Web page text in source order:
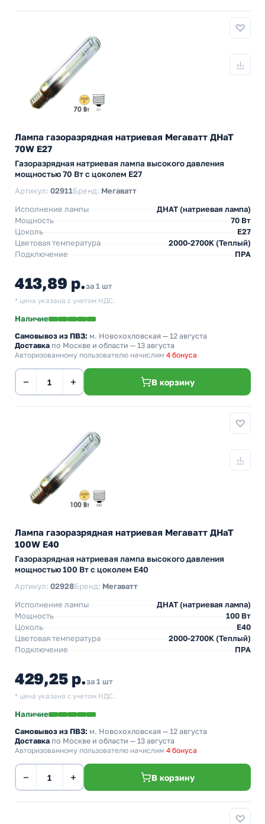
Лампа газоразрядная натриевая Мегаватт ДНаТ
70W E27
Газоразрядная натриевая лампа высокого давления
мощностью 70 Вт с цоколем E27
Артикул: 02911Бренд: Мегаватт
Исполнение лампы
ДНАТ (натриевая лампа)
Мощность
70 Вт
Цоколь
E27
Цветовая температура
2000-2700K (Теплый)
Подключение
ПРА
413,89 р.за 1 шт
* цена указана с учетом НДС.
Наличие
Самовывоз из ПВЗ: м. Новохохловская — 12 августа
Доставка по Москве и области — 13 августа
Авторизованному пользователю начислим 4 бонуса
− + В корзину
Лампа газоразрядная натриевая Мегаватт ДНаТ
100W E40
Газоразрядная натриевая лампа высокого давления
мощностью 100 Вт с цоколем E40
Артикул: 02928Бренд: Мегаватт
Исполнение лампы
ДНАТ (натриевая лампа)
Мощность
100 Вт
Цоколь
E40
Цветовая температура
2000-2700K (Теплый)
Подключение
ПРА
429,25 р.за 1 шт
* цена указана с учетом НДС.
Наличие
Самовывоз из ПВЗ: м. Новохохловская — 12 августа
Доставка по Москве и области — 13 августа
Авторизованному пользователю начислим 4 бонуса
− + В корзину